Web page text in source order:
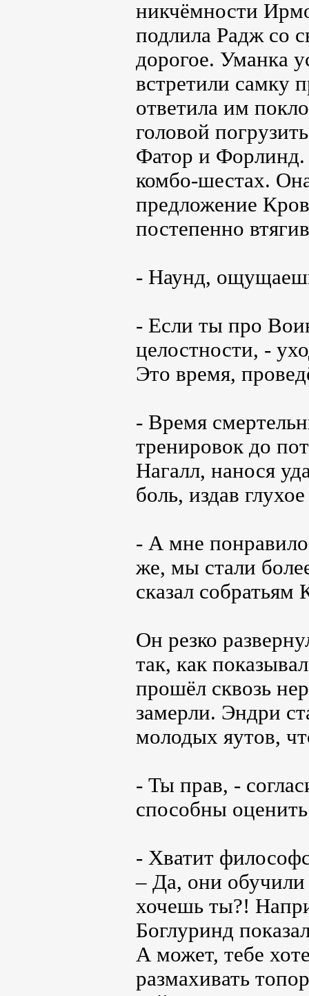
никчёмности
подлила Радж со
дорогое. Уманка
встретили самку
ответила им
головой
Фатор и Форлинд.
комбо-шестах.
предложение
постепенно
- Наунд,
- Если ты про
целостности, -
Это время,
- Время
тренировок до
Нагалл, нанося
боль, издав
- А мне
же, мы стали
сказал собратьям
Он резко
так, как
прошёл сквозь
замерли. Эндри
молодых яутов,
- Ты прав, -
способны
- Хватит
– Да, они обучили
хочешь ты?!
Боглуринд
А может, тебе
размахивать